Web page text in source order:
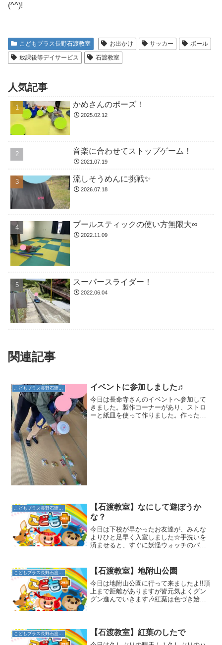
(^^)!
こどもプラス長野石渡教室 お出かけ サッカー
ボール
放課後等デイサービス
石渡教室
人気記事
かめさんのポーズ！
2025.02.12
音楽に合わせてストップゲーム！
2021.07.19
流しそうめんに挑戦✨
2026.07.18
プールスティックの使い方無限大∞
2022.11.09
スーパースライダー！
2022.06.04
関連記事
こどもプラス長野石渡教室 イベントに参加しました♬
今日は長命寺さんのイベントへ参加して
きました。製作コーナーがあり、ストロ
ーと紙皿を使って作りました。作ったも
こどもプラス長野石渡教室
【石渡教室】なにして遊ぼうか
な？
今日は下校が早かったお友達が、みんな
よりひと足早く入室しました☆手洗いを
済ませると、すぐに妖怪ウォッチのパズ
タッフ…♪それを見て、「ぬりえする～
(^^)」とパズルが終え...
【石渡教室】地附山公園
今日は地附山公園に行って来ましたよ!!頂
上まで距離がありますが皆元気よくグン
グン進んでいきます🎶紅葉は色づき始め
の遊具が沢山ありなに...
こどもプラス長野石渡教室 【石渡教室】紅葉のしたで